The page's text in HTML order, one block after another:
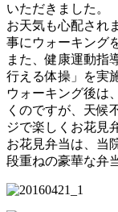
いただきました。
お天気も心配され
事にウォーキング
また、健康運動指
行える体操」を実
ウォーキング後は
くのですが、天候
ジで楽しくお花見
お花見弁当は、当
段重ねの豪華な弁